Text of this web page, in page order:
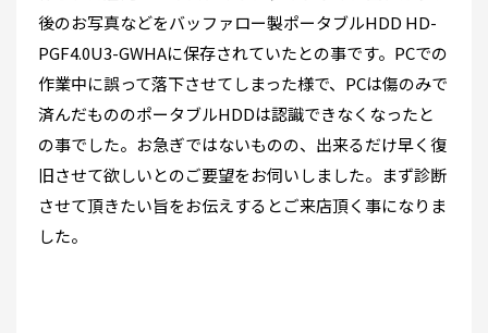
後のお写真などをバッファロー製ポータブルHDD HD-
PGF4.0U3-GWHAに保存されていたとの事です。PCでの
作業中に誤って落下させてしまった様で、PCは傷のみで
済んだもののポータブルHDDは認識できなくなったと
の事でした。お急ぎではないものの、出来るだけ早く復
旧させて欲しいとのご要望をお伺いしました。まず診断
させて頂きたい旨をお伝えするとご来店頂く事になりま
した。